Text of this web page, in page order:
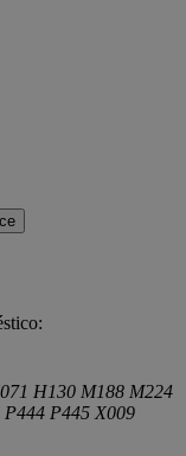
H130 M188 M224
P444 P445 X009